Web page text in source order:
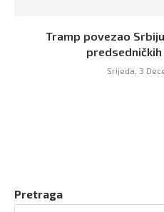
Tramp povezao
predsedničkih
Srijeda, 3
Pretraga